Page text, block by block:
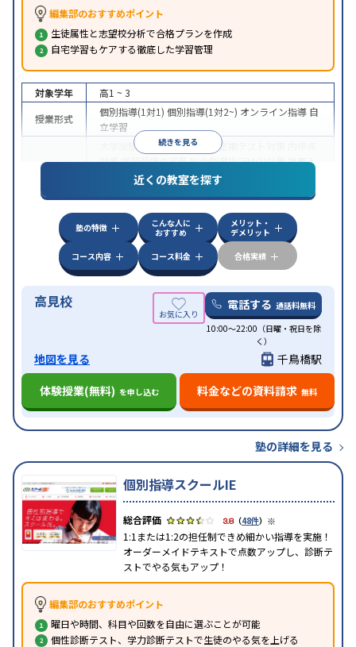
編集部のおすすめポイント
生徒属性と志望校分析で合格プランを作成
自宅学習もケアする徹底した学習管理
続きを見る
対象学年
高1 ~ 3
授業形式
個別指導(1対1) 個別指導(1対2~) オンライン指導 自
立学習
大学受験 医学部受験 授業・定期テスト対策
対策学習習慣の定着総合型選抜(旧AO)対策推薦入
学校別特化対策 国公立大対策
特徴
授業の振替可能オンライン対応1科目から受講可能
季節講習のみの受講可
近くの教室を探す
塾の特徴
こんな人に
おすすめ
メリット・
デメリット
コース内容
コース料金 合格実績
高見校 電話する 通話料無料
10:00～22:00（日曜・祝日を除
く）
地図を見る
千鳥橋駅
体験授業(無料) を申し込む 料金などの資料請求 無料
塾の詳細を見る
個別指導スクールIE
3.8（48件） ※
1:1または1:2の担任制できめ細かい指導を実施！
オーダーメイドテキストで点数アップし、診断テ
ストでやる気もアップ！
編集部のおすすめポイント
曜日や時間、科目や回数を自由に選ぶことが可能
個性診断テスト、学力診断テストで生徒のやる気を上げる